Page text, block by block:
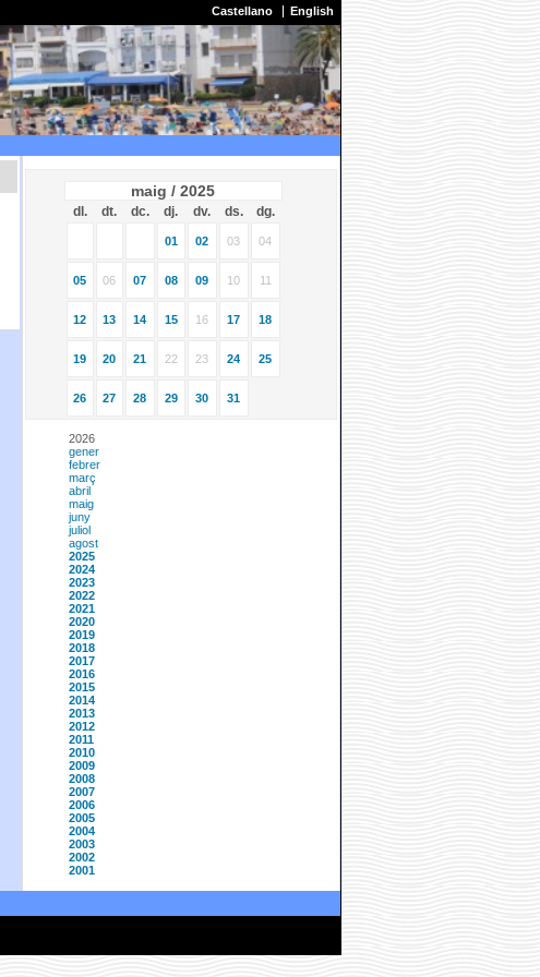
Castellano English
maig / 2025
dl. dt. dc. dj. dv. ds. dg.
01 02 03 04
05 06 07 08 09 10 11
12 13 14 15 16 17 18
19 20 21 22 23 24 25
26 27 28 29 30 31
2026
gener
febrer
març
abril
maig
juny
juliol
agost
2025
2024
2023
2022
2021
2020
2019
2018
2017
2016
2015
2014
2013
2012
2011
2010
2009
2008
2007
2006
2005
2004
2003
2002
2001